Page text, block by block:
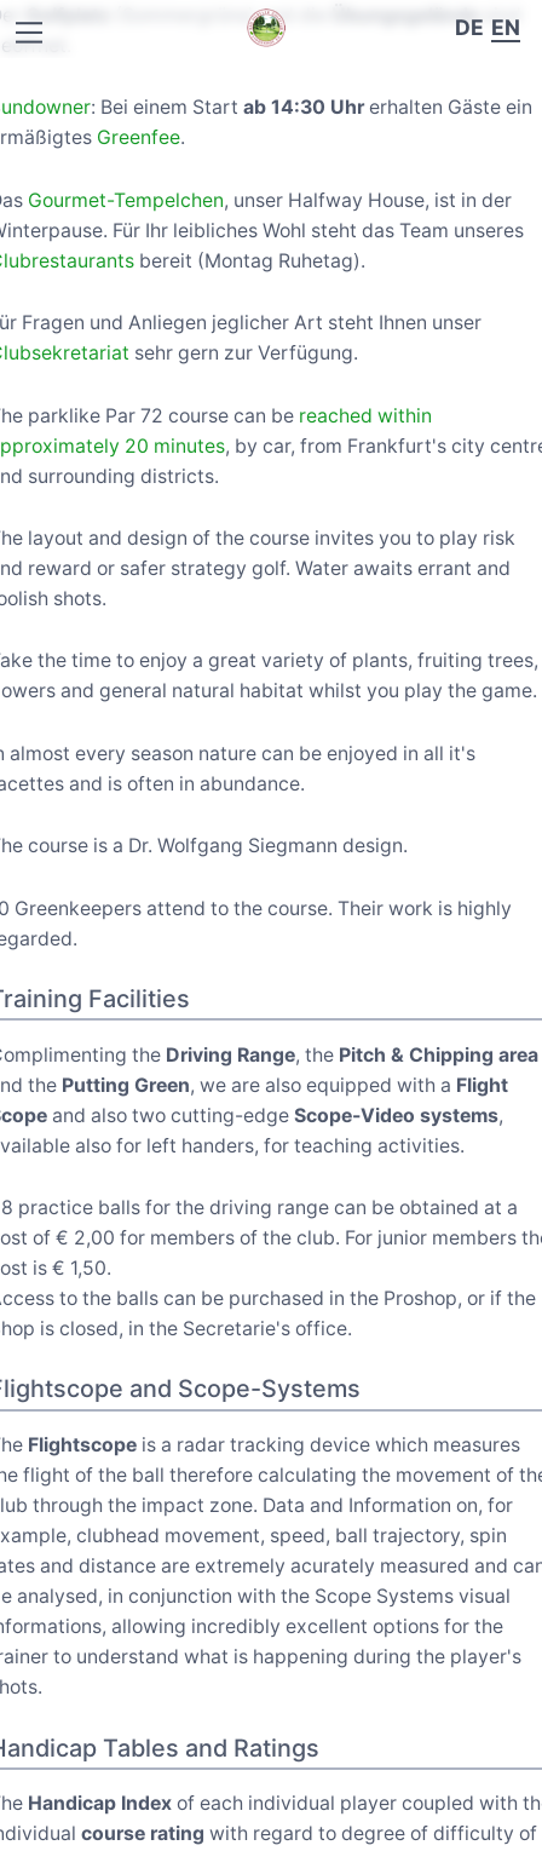
DE EN
(Sommergrüns) und die Übungsgeländesind
: Bei einem Startab 14:30 Uhrerhalten Gäste ein
Greenfee.
Gourmet-Tempelchen, unser Halfway House, ist in der
Für Ihr leibliches Wohl steht das Team unseres
bereit (Montag Ruhetag).
Fragen und Anliegen jeglicher Art steht Ihnen unser
sehr gern zur Verfügung.
parklike Par 72 course can be reached within
20 minutes, by car, from Frankfurt's city
surrounding districts.
layout and design of the course invites you to play risk
reward or safer strategy golf. Water awaits errant and
shots.
the time to enjoy a great variety of plants, fruiting trees,
and general natural habitat whilst you play the game.
almost every season nature can be enjoyed in all it's
and is often in abundance.
course is a Dr. Wolfgang Siegmann design.
Greenkeepers attend to the course. Their work is highly
Facilities
the Driving Range, the Pitch & Chipping area
the Putting Green, we are also equipped with a Flight
and also two cutting-edgeScope-Video systems,
also for left handers, for teaching activities.
practice balls for the driving range can be obtained at a
of € 2,00 for members of the club. For junior members
is € 1,50.
to the balls can be purchased in the Proshop, or if the
is closed, in the Secretarie's office.
and Scope-Systems
Flightscope is a radar tracking device which measures
flight of the ball therefore calculating the movement of
through the impact zone. Data and Information on, for
clubhead movement, speed, ball trajectory, spin
and distance are extremely acurately measured and
analysed, in conjunction with the Scope Systems visual
allowing incredibly excellent options for the
to understand what is happening during the player's
Tables and Ratings
Handicap Index of each individual player coupled with
course rating with regard to degree of difficulty of